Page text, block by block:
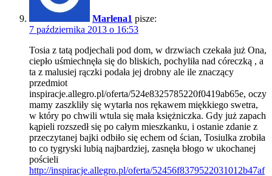
Marlena1 pisze:
7 października 2013 o 16:53
Tosia z tatą podjechali pod dom, w drzwiach czekała już Ona,
ciepło uśmiechnęła się do bliskich, pochyliła nad córeczką , a
ta z malusiej rączki podała jej drobny ale ile znaczący
przedmiot
inspiracje.allegro.pl/oferta/524e8325785220f0419ab65e, oczy
mamy zaszkliły się wytarła nos rękawem miękkiego swetra,
w który po chwili wtula się mała księżniczka. Gdy już zapach
kąpieli rozszedł się po całym mieszkanku, i ostanie zdanie z
przeczytanej bajki odbiło się echem od ścian, Tosiulka zrobiła
to co tygryski lubią najbardziej, zasnęła błogo w ukochanej
pościeli
http://inspiracje.allegro.pl/oferta/52456f8379522031012b47af